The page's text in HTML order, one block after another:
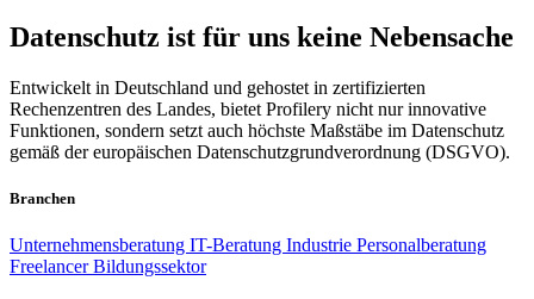
Datenschutz ist für uns keine Nebensache
Entwickelt in Deutschland und gehostet in zertifizierten
Rechenzentren des Landes, bietet Profilery nicht nur innovative
Funktionen, sondern setzt auch höchste Maßstäbe im Datenschutz
gemäß der europäischen Datenschutzgrundverordnung (DSGVO).
Branchen
Unternehmensberatung IT-Beratung Industrie Personalberatung
FreelancerBildungssektor